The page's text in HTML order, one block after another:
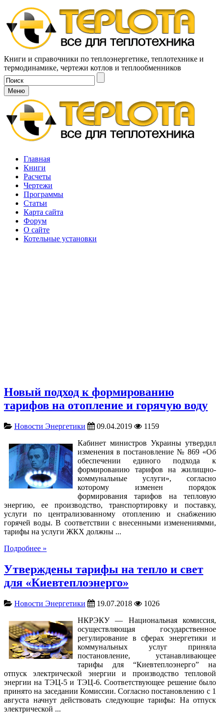
Книги и справочники по теплоэнергетике, теплотехнике и
термодинамике, чертежи котлов и теплообменников
Меню
Главная
Книги
Расчеты
Чертежи
Программы
Статьи
Карта сайта
Форум
О сайте
Котельные установки
Новый подход к формированию
тарифов на отопление и горячую воду
Новости Энергетики 09.04.2019
1159
Кабинет министров Украины утвердил
изменения в постановление № 869 «Об
обеспечении единого подхода к
формированию тарифов на жилищно-
коммунальные услуги», согласно
которому изменен порядок
формирования тарифов на тепловую
энергию, ее производство, транспортировку и поставку,
услуги по централизованному отоплению и снабжению
горячей воды. В соответствии с внесенными изменениямми,
тарифы на услуги ЖКХ должны ...
Подробнее »
Утверждены тарифы на тепло и свет
для «Киевтеплоэнерго»
Новости Энергетики 19.07.2018
1026
НКРЭКУ — Национальная комиссия,
осуществляющая государственное
регулирование в сферах энергетики и
коммунальных услуг приняла
постановление, устанавливающее
тарифы для “Киевтеплоэнерго” на
отпуск электрической энергии и производство тепловой
энергии на ТЭЦ-5 и ТЭЦ-6. Соответствующее решение было
принято на заседании Комиссии. Согласно постановлению с 1
августа начнут действовать следующие тарифы: На отпуск
электрической ...